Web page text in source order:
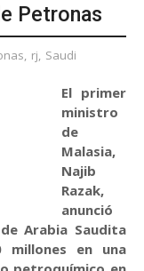
Petronas
, rj, Saudi
El primer
ministro
de
Malasia,
Najib
Razak,
anunció
Arabia Saudita
millones en una